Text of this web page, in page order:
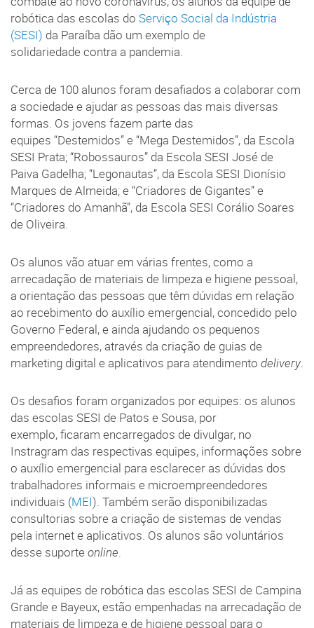
robótica das escolas do Serviço Social da Indústria
(SESI) da Paraíba dão um exemplo de
solidariedade contra a pandemia.
Cerca de 100 alunos foram desafiados a colaborar com
a sociedade e ajudar as pessoas das mais diversas
formas. Os jovens fazem parte das
equipes “Destemidos” e “Mega Destemidos”, da Escola
SESI Prata; “Robossauros” da Escola SESI José de
Paiva Gadelha; “Legonautas”, da Escola SESI Dionísio
Marques de Almeida; e “Criadores de Gigantes” e
“Criadores do Amanhã”, da Escola SESI Corálio Soares
de Oliveira.
Os alunos vão atuar em várias frentes, como a
arrecadação de materiais de limpeza e higiene pessoal,
a orientação das pessoas que têm dúvidas em relação
ao recebimento do auxílio emergencial, concedido pelo
Governo Federal, e ainda ajudando os pequenos
empreendedores, através da criação de guias de
marketing digital e aplicativos para atendimento delivery.
Os desafios foram organizados por equipes: os alunos
das escolas SESI de Patos e Sousa, por
exemplo, ficaram encarregados de divulgar, no
Instragram das respectivas equipes, informações sobre
o auxílio emergencial para esclarecer as dúvidas dos
trabalhadores informais e microempreendedores
individuais (MEI). Também serão disponibilizadas
consultorias sobre a criação de sistemas de vendas
pela internet e aplicativos. Os alunos são voluntários
desse suporteonline.
Já as equipes de robótica das escolas SESI de Campina
Grande e Bayeux, estão empenhadas na arrecadação de
materiais de limpeza e de higiene pessoal para o